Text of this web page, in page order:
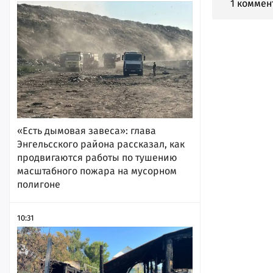
«Есть дымовая завеса»: глава
Энгельсского района рассказал, как
продвигаются работы по тушению
масштабного пожара на мусорном
полигоне
10:31
1